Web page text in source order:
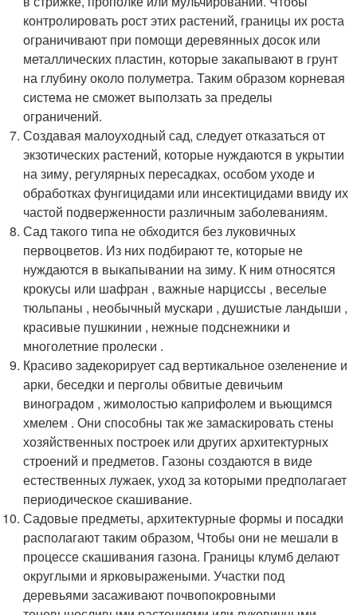
контролировать рост этих растений, границы их роста
ограничивают при помощи деревянных досок или
металлических пластин, которые закапывают в грунт
на глубину около полуметра. Таким образом корневая
система не сможет выползать за пределы
ограничений.
Создавая малоуходный сад, следует отказаться от
экзотических растений, которые нуждаются в укрытии
на зиму, регулярных пересадках, особом уходе и
обработках фунгицидами или инсектицидами ввиду их
частой подверженности различным заболеваниям.
Сад такого типа не обходится без луковичных
первоцветов. Из них подбирают те, которые не
нуждаются в выкапывании на зиму. К ним относятся
крокусы или шафран , важные нарциссы , веселые
тюльпаны , необычный мускари , душистые ландыши ,
красивые пушкинии , нежные подснежники и
многолетние пролески .
Красиво задекорирует сад вертикальное озеленение и
арки, беседки и перголы обвитые девичьим
виноградом , жимолостью каприфолем и вьющимся
хмелем . Они способны так же замаскировать стены
хозяйственных построек или других архитектурных
строений и предметов. Газоны создаются в виде
естественных лужаек, уход за которыми предполагает
периодическое скашивание.
Садовые предметы, архитектурные формы и посадки
располагают таким образом, Чтобы они не мешали в
процессе скашивания газона. Границы клумб делают
округлыми и ярковыражеными. Участки под
деревьями засаживают почвопокровными